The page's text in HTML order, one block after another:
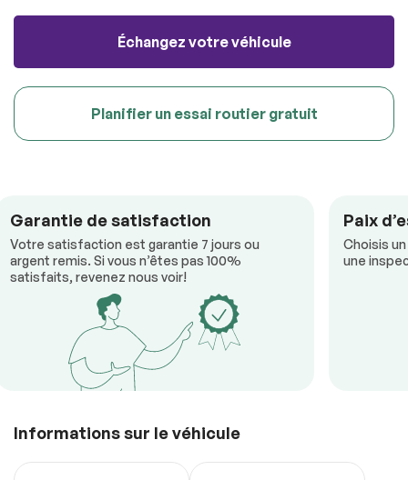
Échangez votre véhicule
Planifier un essai routier gratuit
Garantie de satisfaction
Votre satisfaction est garantie 7 jours ou
argent remis. Si vous n’êtes pas 100%
satisfaits, revenez nous voir!
Paix
Choisis
une
Informations sur le véhicule